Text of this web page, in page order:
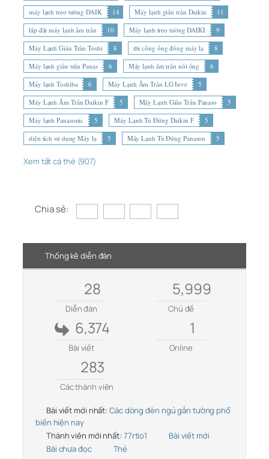
máy lạnh treo tường DAIK
14 Máy lạnh giấu trần Daikin
11
lắp đặt máy lạnh âm trần
10 Máy lạnh treo tường DAIKI
9
Máy Lạnh Giấu Trần Toshi
8 thi công ống đồng máy lạ
8
Máy lạnh giấu trần Panas
6 Máy lạnh âm trần nối ống
6
Máy lạnh Toshiba
6 Máy Lạnh Âm Trần LG Inve
5
Máy Lạnh Âm Trần Daikin F
5 Máy Lạnh Giấu Trần Panaso
5
Máy lạnh Panasonic
5 Máy Lạnh Tủ Đứng Daikin F
5
diện tích sử dụng Máy lạ
5 Máy Lạnh Tủ Đứng Panason 5
Xem tất cả thẻ (907)
Chia sẻ:
Thống kê diễn đàn
28
Diễn đàn
5,999
Chủ đề
6,374
Bài viết
1
Online
283
Các thành viên
Bài viết mới nhất: Các dòng đèn ngủ gắn tường phổ
biến hiện nay
Thành viên mới nhất: 77rtio1
Bài viết mới
Bài chưa đọc
Thẻ